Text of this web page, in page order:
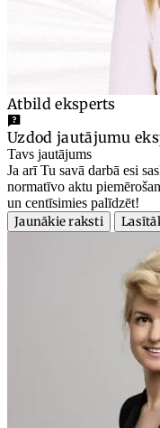
Atbild eksperts
Uzdod jautājumu
Tavs jautājums
Ja arī Tu savā darbā esi
normatīvo aktu
un centīsimies palīdzēt!
Jaunākie raksti